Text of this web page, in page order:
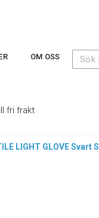
OM OSS
fri frakt
LIGHT GLOVE Svart S